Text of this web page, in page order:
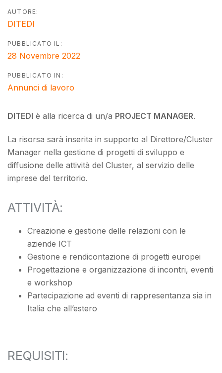
AUTORE:
DITEDI
PUBBLICATO IL:
28 Novembre 2022
PUBBLICATO IN:
Annunci di lavoro
DITEDI è alla ricerca di un/a PROJECT MANAGER.
La risorsa sarà inserita in supporto al Direttore/Cluster
Manager nella gestione di progetti di sviluppo e
diffusione delle attività del Cluster, al servizio delle
imprese del territorio.
ATTIVITÀ:
Creazione e gestione delle relazioni con le
aziende ICT
Gestione e rendicontazione di progetti europei
Progettazione e organizzazione di incontri, eventi
e workshop
Partecipazione ad eventi di rappresentanza sia in
Italia che all’estero
REQUISITI: